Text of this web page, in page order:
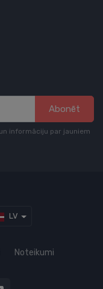
Abonēt
informāciju par jauniem
LV
Noteikumi